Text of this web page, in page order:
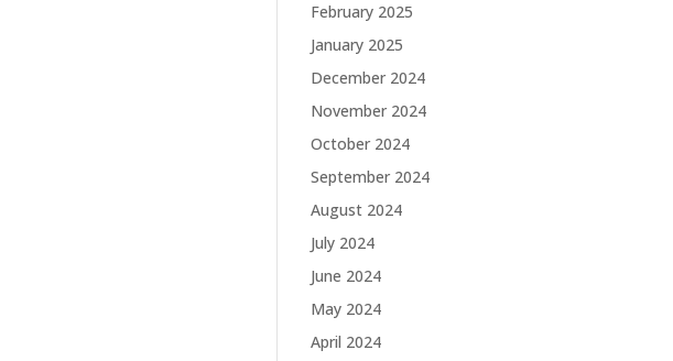
February 2025
January 2025
December 2024
November 2024
October 2024
September 2024
August 2024
July 2024
June 2024
May 2024
April 2024